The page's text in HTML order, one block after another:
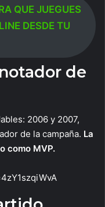
QUE JUEGUES
DESDE TU
de
2006 y 2007,
de la campaña. La
como MVP.